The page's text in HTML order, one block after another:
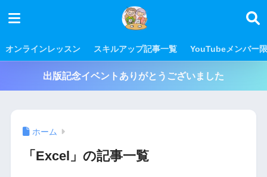
オンラインレッスン スキルアップ記事一覧 YouTubeメンバー
出版記念イベントありがとうございました
ホーム
「Excel」の記事一覧